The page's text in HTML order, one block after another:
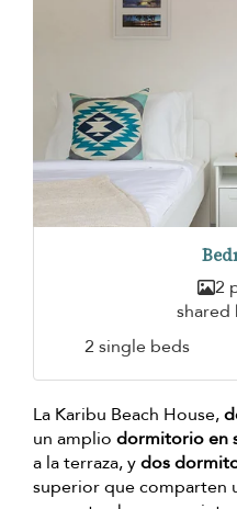
2
2 single beds
La Karibu Beach House,
un amplio dormitorio en
a la terraza, ydos
superior que comparten